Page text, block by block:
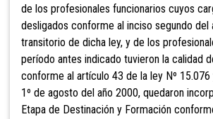
de los profesionales funcionarios cuyos
desligados conforme al inciso segundo del
transitorio de dicha ley, y de los
período antes indicado tuvieron la calidad
conforme al artículo 43 de la ley Nº
1º de agosto del año 2000, quedaron
Etapa de Destinación y Formación